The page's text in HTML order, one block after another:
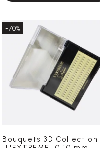
Bouquets 3D Collection
-70%